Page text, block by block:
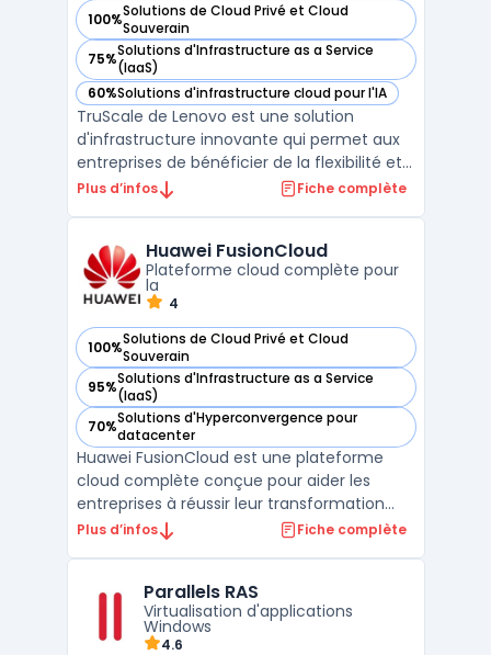
100%Solutions de Cloud Privé et Cloud
Souverain
— voir Lenovo TruScale Infrastructure Services dans cette
75%Solutions d'Infrastructure as a Service
(IaaS)
— voir Lenovo TruScale Infrastructure Services dans cette
60%Solutions d'infrastructure cloud pour l'IA
— voir Lenovo TruScale Infrastructure Services dans cette
TruScale de Lenovo est une solution
d'infrastructure innovante qui permet aux
entreprises de bénéficier de la flexibilité et
de l'évolutivité du Cloud tout en conservant
l'usage, TruScale offre une ...
Plus d’infos Fiche complète
Huawei FusionCloud
Plateforme cloud complète pour
la
4
100%Solutions de Cloud Privé et Cloud
Souverain
— voir Huawei FusionCloud dans cette catégorie
95%Solutions d'Infrastructure as a Service
(IaaS)
— voir Huawei FusionCloud dans cette catégorie
70%Solutions d'Hyperconvergence pour
datacenter
— voir Huawei FusionCloud dans cette catégorie
Huawei FusionCloud est une plateforme
cloud complète conçue pour aider les
entreprises à réussir leur transformation
digitale. Elle intègre une suite de services
disponibilité élevée et une sécurité
renforcée des données critiqu ...
Plus d’infos Fiche complète
Parallels RAS
Virtualisation d'applications
Windows
4.6